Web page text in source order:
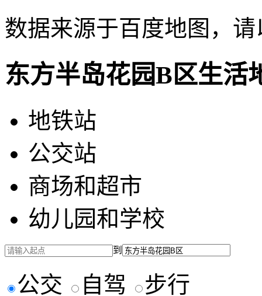
数据来源于百度地图，
东方半岛花园B区生活
地铁站
公交站
商场和超市
幼儿园和学校
到
公交 自驾 步行